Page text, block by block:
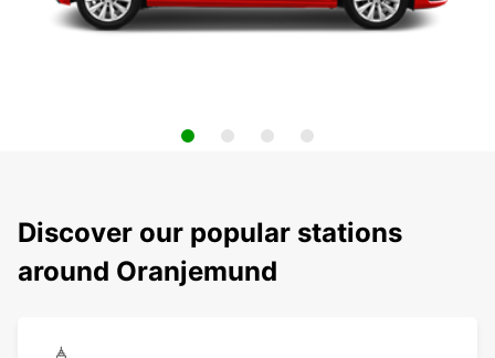
Discover our popular stations
around Oranjemund